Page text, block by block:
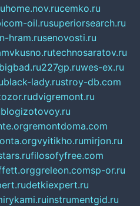
home.nov.rucemko.ru
oil.rusuperiorsearch.ru
hram.rusenovosti.ru
technosaratov.ru
bigbad.ru227gp.ruwes-ex.ru
black-lady.rustroy-db.com
dvigremont.ru
blogizotovoy.ru
remontdoma.com
vyitikho.rumirjon.ru
filosofyfree.com
greleon.comsp-or.ru
detkiexpert.ru
instrumentgid.ru